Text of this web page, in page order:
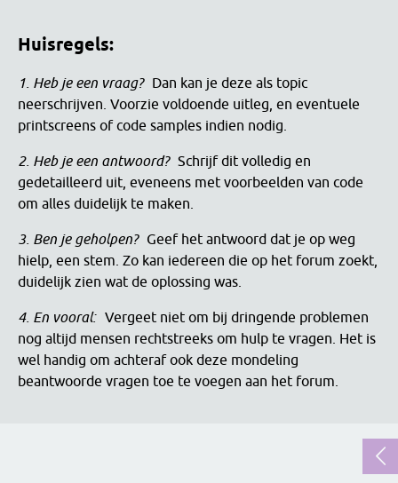
Huisregels:
1. Heb je een vraag?
Dan kan je deze als topic
neerschrijven. Voorzie voldoende uitleg, en eventuele
printscreens of code samples indien nodig.
2. Heb je een antwoord? Schrijf dit volledig en
gedetailleerd uit, eveneens met voorbeelden van code
om alles duidelijk te maken.
3. Ben je geholpen?
Geef het antwoord dat je op weg
hielp, een stem. Zo kan iedereen die op het forum zoekt,
duidelijk zien wat de oplossing was.
4. En vooral: Vergeet niet om bij dringende problemen
nog altijd mensen rechtstreeks om hulp te vragen. Het is
wel handig om achteraf ook deze mondeling
beantwoorde vragen toe te voegen aan het forum.